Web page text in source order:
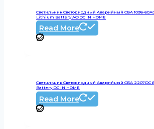
Светильник Светодиодный Аварийный СБА 1098-
Lithium Battery AC/DC IN HOME
Read More
Светильник Светодиодный Аварийный СБА 2207DC
Battery DC IN HOME
Read More